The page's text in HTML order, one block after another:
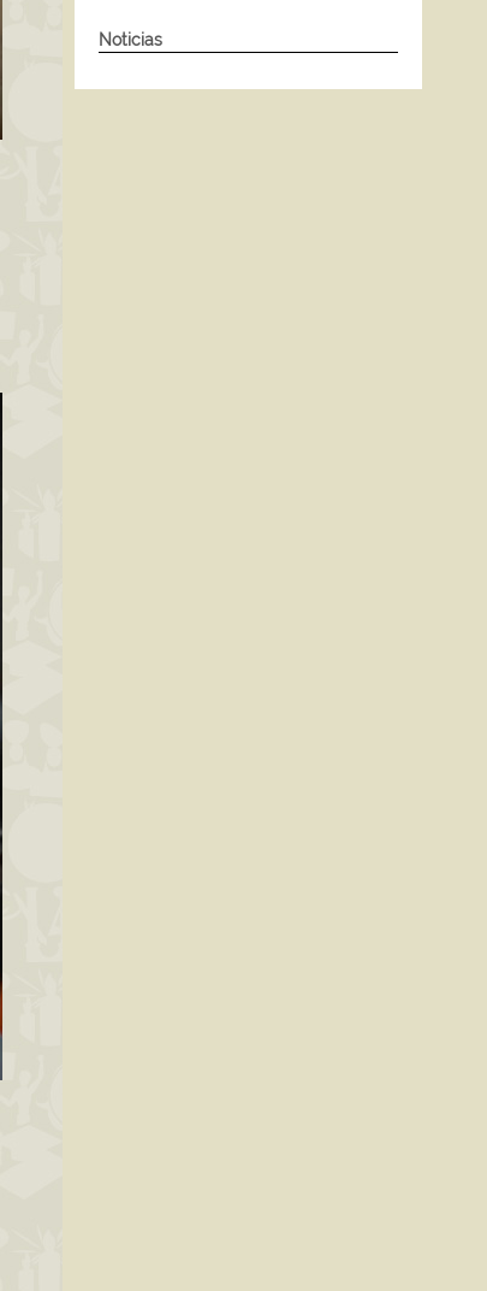
Noticias